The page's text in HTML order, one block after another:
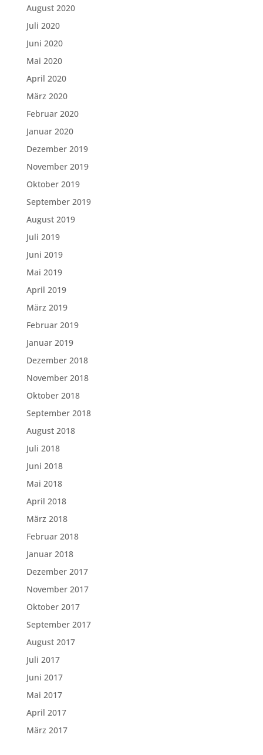
August 2020
Juli 2020
Juni 2020
Mai 2020
April 2020
März 2020
Februar 2020
Januar 2020
Dezember 2019
November 2019
Oktober 2019
September 2019
August 2019
Juli 2019
Juni 2019
Mai 2019
April 2019
März 2019
Februar 2019
Januar 2019
Dezember 2018
November 2018
Oktober 2018
September 2018
August 2018
Juli 2018
Juni 2018
Mai 2018
April 2018
März 2018
Februar 2018
Januar 2018
Dezember 2017
November 2017
Oktober 2017
September 2017
August 2017
Juli 2017
Juni 2017
Mai 2017
April 2017
März 2017